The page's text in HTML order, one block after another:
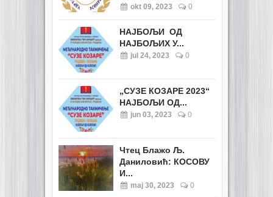
okt 09, 2023 0
НАЈБОЉИ ОД
НАЈБОЉИХ У...
jul 24, 2023 0
„СУЗЕ КОЗАРЕ 2023“
НАЈБОЉИ ОД...
jun 03, 2023 0
Чтец Блажо Љ.
Даниловић: КОСОВУ
И...
maj 30, 2023 0